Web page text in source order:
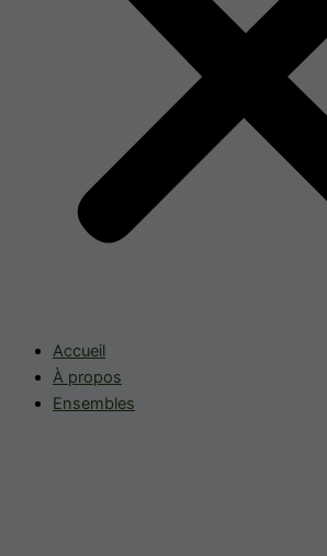
Accueil
À propos
Ensembles